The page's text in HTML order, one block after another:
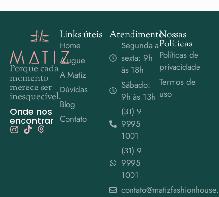
Porque cada
momento
merece ser
inesquecível.
Onde nos
encontrar
Links úteis
Home
Alugue
A Matiz
Dúvidas
Blog
Contato
Atendimento
Segunda a
sexta: 9h
às 18h
Sábado:
9h às 13h
(31) 9
9995
1001
(31) 9
9995
1001
Nossas
Políticas
Políticas de
privacidade
Termos de
uso